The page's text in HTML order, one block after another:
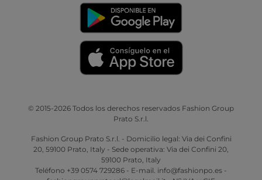
© 2015-2026 Todos los derechos reservados Fashion Group
Prato S.r.l.
Fashion Group Prato S.r.l. - Domicilio legal: Via dei Confini
20, 59100 Prato, Italy - Sede operativa: Via dei Confini 20,
59100 Prato, Italy
Teléfono +39 0574 729286 - E-mail. info@fashionpo.es -